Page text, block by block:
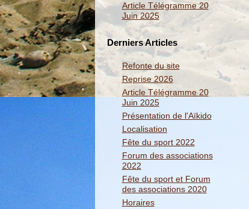
Article Télégramme 20
Juin 2025
Derniers Articles
Refonte du site
Reprise 2026
Article Télégramme 20
Juin 2025
Présentation de l'Aïkido
Localisation
Fête du sport 2022
Forum des associations
2022
Fête du sport et Forum
des associations 2020
Horaires